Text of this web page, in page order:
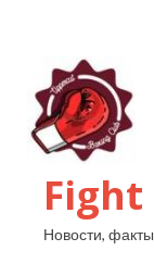
Fight
Новости,